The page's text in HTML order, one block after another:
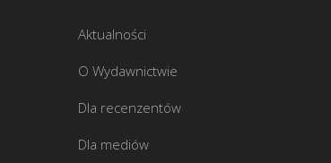
Aktualności
O Wydawnictwie
Dla recenzentów
Dla mediów